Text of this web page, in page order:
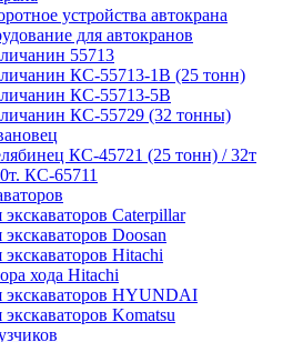
устройства автокрана
для автокранов
55713
КС-55713-1В (25 тонн)
КС-55713-5В
КС-55729 (32 тонны)
КС-45721 (25 тонн) / 32т
КС-65711
экскаваторов Caterpillar
экскаваторов Doosan
экскаваторов Hitachi
хода Hitachi
экскаваторов HYUNDAI
экскаваторов Komatsu